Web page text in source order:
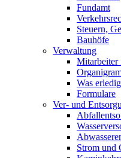
Fundamt
Steuern,
Bauhöfe
Verwaltung
Mitarbeiter
Was
Formulare
Ver- und
Strom und